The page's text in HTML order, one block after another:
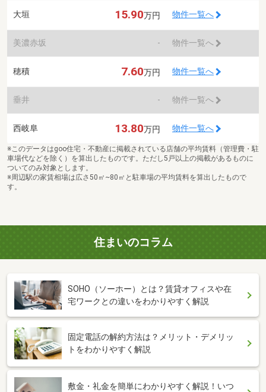
大垣 15.90万円 物件一覧へ
美濃赤坂 - 物件一覧へ
穂積 7.60万円 物件一覧へ
垂井 - 物件一覧へ
西岐阜 13.80万円 物件一覧へ
※このデータはgoo住宅・不動産に掲載されている店舗の平均賃料（管理費・駐
車場代などを除く）を算出したものです。ただし5戸以上の掲載があるものに
ついてのみ対象とします。
※周辺駅の家賃相場は広さ50㎡~80㎡と駐車場の平均賃料を算出したもので
す。
住まいのコラム
SOHO（ソーホー）とは？賃貸オフィスや在
宅ワークとの違いをわかりやすく解説
固定電話の解約方法は？メリット・デメリッ
トをわかりやすく解説
敷金・礼金を簡単にわかりやすく解説！いつ